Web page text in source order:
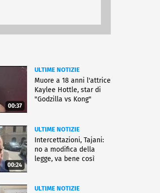
00:37
ULTIME NOTIZIE
Muore a 18 anni l'attrice
Kaylee Hottle, star di
"Godzilla vs Kong"
00:24
ULTIME NOTIZIE
Intercettazioni, Tajani:
no a modifica della
legge, va bene così
ULTIME NOTIZIE